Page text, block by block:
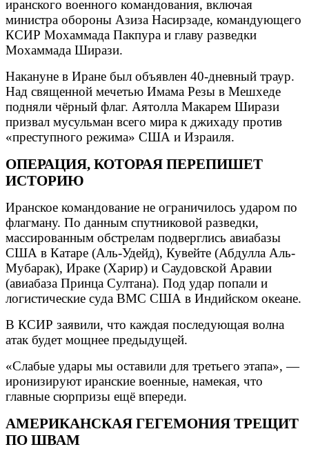
иранского военного командования, включая
министра обороны Азиза Насирзаде, командующего
КСИР Мохаммада Пакпура и главу разведки
Мохаммада Ширази.
Накануне в Иране был объявлен 40-дневный траур.
Над священной мечетью Имама Резы в Мешхеде
подняли чёрный флаг. Аятолла Макарем Ширази
призвал мусульман всего мира к джихаду против
«преступного режима» США и Израиля.
ОПЕРАЦИЯ, КОТОРАЯ ПЕРЕПИШЕТ
ИСТОРИЮ
Иранское командование не ограничилось ударом по
флагману. По данным спутниковой разведки,
массированным обстрелам подверглись авиабазы
США в Катаре (Аль-Удейд), Кувейте (Абдулла Аль-
Мубарак), Ираке (Харир) и Саудовской Аравии
(авиабаза Принца Султана). Под удар попали и
логистические суда ВМС США в Индийском океане.
В КСИР заявили, что каждая последующая волна
атак будет мощнее предыдущей.
«Слабые удары мы оставили для третьего этапа», —
иронизируют иранские военные, намекая, что
главные сюрпризы ещё впереди.
АМЕРИКАНСКАЯ ГЕГЕМОНИЯ ТРЕЩИТ
ПО ШВАМ